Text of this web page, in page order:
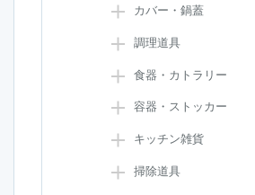
カバー・鍋蓋
調理道具
食器・カトラリー
容器・ストッカー
キッチン雑貨
掃除道具